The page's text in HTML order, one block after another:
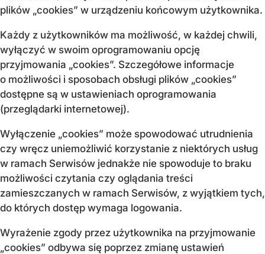
plików „cookies” w urządzeniu końcowym użytkownika.
Każdy z użytkowników ma możliwość, w każdej chwili,
wyłączyć w swoim oprogramowaniu opcję
przyjmowania „cookies”. Szczegółowe informacje
o możliwości i sposobach obsługi plików „cookies”
dostępne są w ustawieniach oprogramowania
(przeglądarki internetowej).
Wyłączenie „cookies” może spowodować utrudnienia
czy wręcz uniemożliwić korzystanie z niektórych usług
w ramach Serwisów jednakże nie spowoduje to braku
możliwości czytania czy oglądania treści
zamieszczanych w ramach Serwisów, z wyjątkiem tych,
do których dostęp wymaga logowania.
Wyrażenie zgody przez użytkownika na przyjmowanie
„cookies” odbywa się poprzez zmianę ustawień